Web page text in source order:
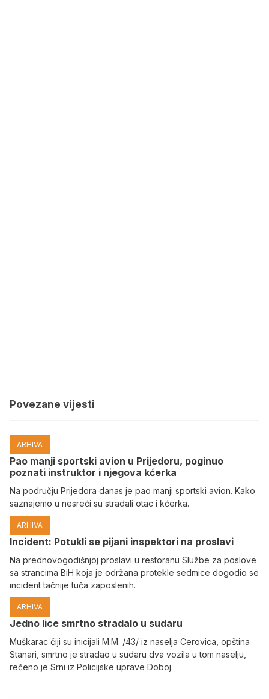
Povezane vijesti
ARHIVA
Pao manji sportski avion u Prijedoru, poginuo
poznati instruktor i njegova kćerka
Na području Prijedora danas je pao manji sportski avion. Kako
saznajemo u nesreći su stradali otac i kćerka.
ARHIVA
Incident: Potukli se pijani inspektori na proslavi
Na prednovogodišnjoj proslavi u restoranu Službe za poslove
sa strancima BiH koja je održana protekle sedmice dogodio se
incident tačnije tuča zaposlenih.
ARHIVA
Јedno lice smrtno stradalo u sudaru
Muškarac čiji su inicijali M.M. /43/ iz naselja Cerovica, opština
Stanari, smrtno je stradao u sudaru dva vozila u tom naselju,
rečeno je Srni iz Policijske uprave Doboj.